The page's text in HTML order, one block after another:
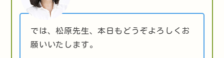
では、松原先生、本日もどうぞよろしくお
願いいたします。